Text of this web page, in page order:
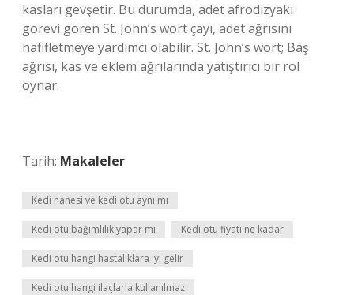
kasları gevşetir. Bu durumda, adet afrodizyakı
görevi gören St. John’s wort çayı, adet ağrısını
hafifletmeye yardımcı olabilir. St. John’s wort; Baş
ağrısı, kas ve eklem ağrılarında yatıştırıcı bir rol
oynar.
Tarih: Makaleler
Kedi nanesi ve kedi otu aynı mı
Kedi otu bağımlılık yapar mı Kedi otu fiyatı ne kadar
Kedi otu hangi hastalıklara iyi gelir
Kedi otu hangi ilaçlarla kullanılmaz